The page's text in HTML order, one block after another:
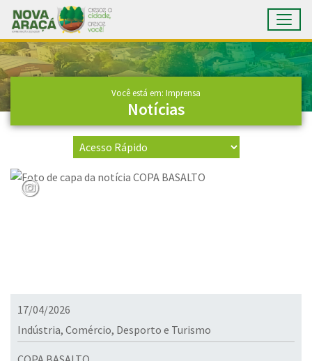
Ir para conteúdo principal
Conteúdo Principal
Você está em: Imprensa
Notícias
17/04/2026
Indústria, Comércio, Desporto e Turismo